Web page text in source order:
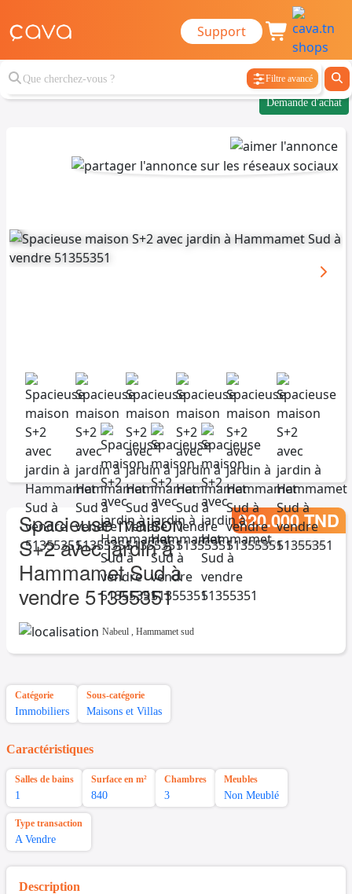
Support
Filtre avancé
Demande d'achat
Spacieuse maison
S+2 avec jardin à
Hammamet Sud à
vendre 51355351
320.000 TND
1/23/26, 11:09 AM
Nabeul , Hammamet sud
Catégorie
Immobiliers
Sous-catégorie
Maisons et Villas
Caractéristiques
Salles de bains
1
Surface en m²
840
Chambres
3
Meubles
Non Meublé
Type transaction
A Vendre
Description